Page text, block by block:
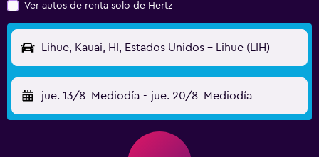
Ver autos de renta solo de Hertz
Lihue, Kauai, HI, Estados Unidos - Lihue (LIH)
jue. 13/8 Mediodía - jue. 20/8 Mediodía